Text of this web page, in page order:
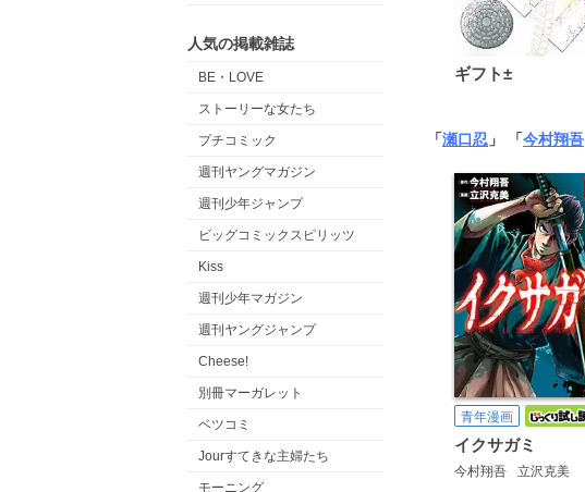
人気の掲載雑誌
BE・LOVE
ストーリーな女たち
プチコミック
週刊ヤングマガジン
週刊少年ジャンプ
ビッグコミックスピリッツ
Kiss
週刊少年マガジン
週刊ヤングジャンプ
Cheese!
別冊マーガレット
ベツコミ
Jourすてきな主婦たち
モーニング
ギフト±
「瀬口忍 」 「今村翔吾
青年漫画
イクサガミ
今村翔吾 立沢克美